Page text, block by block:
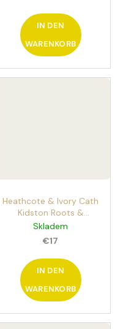
IN DEN
WARENKORB
Heathcote & Ivory Cath
Kidston Roots &
Raindrops body set 4st.
Skladem
€17
IN DEN
WARENKORB